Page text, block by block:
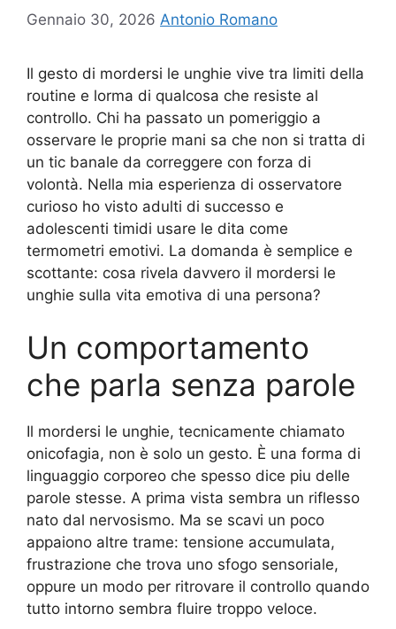
Gennaio 30, 2026 Antonio Romano
Il gesto di mordersi le unghie vive tra limiti della
routine e lorma di qualcosa che resiste al
controllo. Chi ha passato un pomeriggio a
osservare le proprie mani sa che non si tratta di
un tic banale da correggere con forza di
volontà. Nella mia esperienza di osservatore
curioso ho visto adulti di successo e
adolescenti timidi usare le dita come
termometri emotivi. La domanda è semplice e
scottante: cosa rivela davvero il mordersi le
unghie sulla vita emotiva di una persona?
Un comportamento
che parla senza parole
Il mordersi le unghie, tecnicamente chiamato
onicofagia, non è solo un gesto. È una forma di
linguaggio corporeo che spesso dice piu delle
parole stesse. A prima vista sembra un riflesso
nato dal nervosismo. Ma se scavi un poco
appaiono altre trame: tensione accumulata,
frustrazione che trova uno sfogo sensoriale,
oppure un modo per ritrovare il controllo quando
tutto intorno sembra fluire troppo veloce.